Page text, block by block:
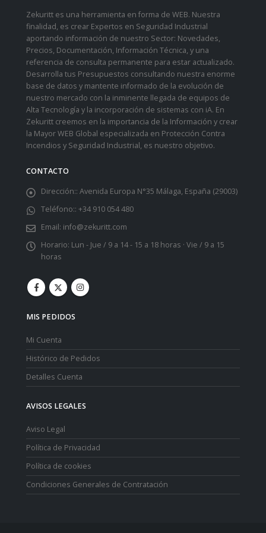
Zekuritt es una herramienta en forma de WEB. Nuestra
finalidad, es crear Expertos en Seguridad Industrial
aportando información de nuestro Sector: Novedades,
Precios, Documentación, Información Técnica, y una
referencia de consulta permanente para estar actualizado.
Desarrolla tus Presupuestos consultando nuestra enorme
base de datos y mantente informado de la evolución de
nuestro mercado con la inminente llegada de equipos de
Alta Tecnología y la incorporación de sistemas con iA. En
Zekuritt creemos en la importancia de la Información y crear
la Mayor WEB Global especializada en Protección Contra
Incendios y Seguridad Industrial, es nuestro objetivo.
CONTACTO
Dirección:: Avenida Europa N°35 Málaga, España (29003)
Teléfono:: +34 910 054 480
Email: info@zekuritt.com
Horario: Lun - Jue / 9 a 14 - 15 a 18 horas · Vie / 9 a 15
horas
MIS PEDIDOS
Mi Cuenta
Histórico de Pedidos
Detalles Cuenta
AVISOS LEGALES
Aviso Legal
Política de Privacidad
Política de cookies
Condiciones Generales de Contratación